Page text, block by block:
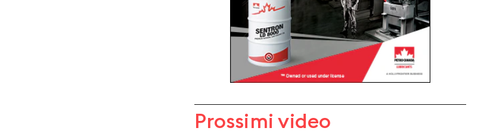
Prossimi video